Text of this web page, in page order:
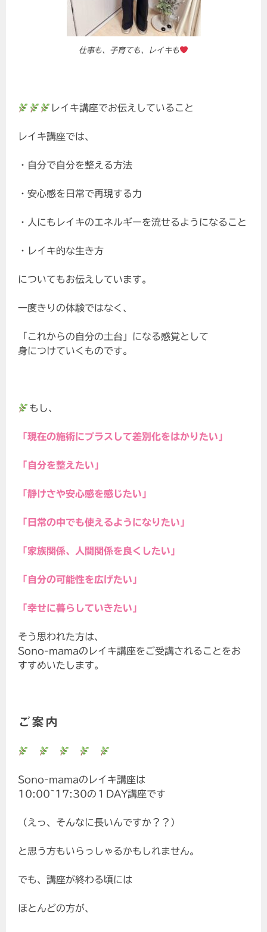
仕事も、子育ても、レイキも
レイキ講座でお伝えしていること
レイキ講座では、
・自分で自分を整える方法
・安心感を日常で再現する力
・人にもレイキのエネルギーを流せるようになること
・レイキ的な生き方
についてもお伝えしています。
一度きりの体験ではなく、
「これからの自分の土台」になる感覚として
身につけていくものです。
もし、
「現在の施術にプラスして差別化をはかりたい」
「自分を整えたい」
「静けさや安心感を感じたい」
「日常の中でも使えるようになりたい」
「家族関係、人間関係を良くしたい」
「自分の可能性を広げたい」
「幸せに暮らしていきたい」
そう思われた方は、
Sono-mamaのレイキ講座をご受講されることをお
すすめいたします。
ご案内
Sono-mamaのレイキ講座は
10:00~17:30の１DAY講座です
（えっ、そんなに長いんですか？？）
と思う方もいらっしゃるかもしれません。
でも、講座が終わる頃には
ほとんどの方が、